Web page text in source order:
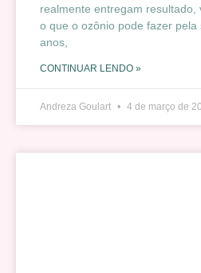
realmente entregam resultado,
o que o ozônio pode fazer
anos,
CONTINUAR LENDO »
Andreza Goulart 4 de março de